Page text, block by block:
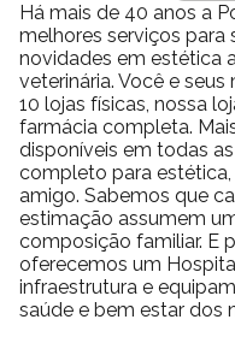
Há mais de 40 anos a
melhores serviços para
novidades em estética
veterinária. Você e
10 lojas físicas, nossa
farmácia completa.
disponíveis em todas
completo para
amigo. Sabemos que
estimação assumem
composição familiar. E
oferecemos um
infraestrutura e
saúde e bem estar dos